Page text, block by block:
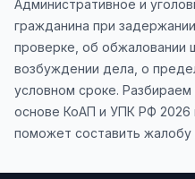
Административное и
гражданина при
проверке, об обжаловании
возбуждении дела, о
условном сроке.
основе КоАП и УПК РФ 2026
поможет составить жалобу